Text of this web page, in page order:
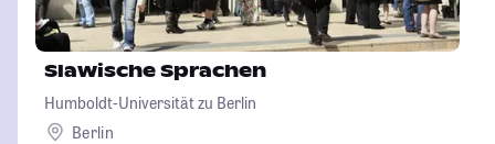
Slawische Sprachen
Humboldt-Universität zu Berlin
Berlin